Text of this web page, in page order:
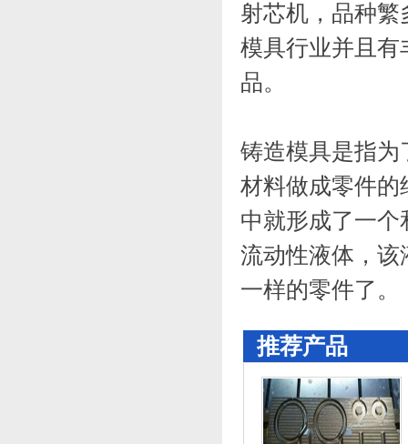
射芯机，品种
模具行业并且有
品。
铸造模具是指为
材料做成零件的
中就形成了一
流动性液体，该
一样的零件了。
推荐产品